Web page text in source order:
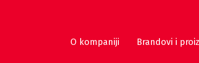
O kompaniji Brandovi i